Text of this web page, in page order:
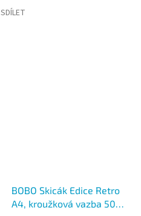
SDÍLET
BOBO Skicák Edice Retro
A4, kroužková vazba 50